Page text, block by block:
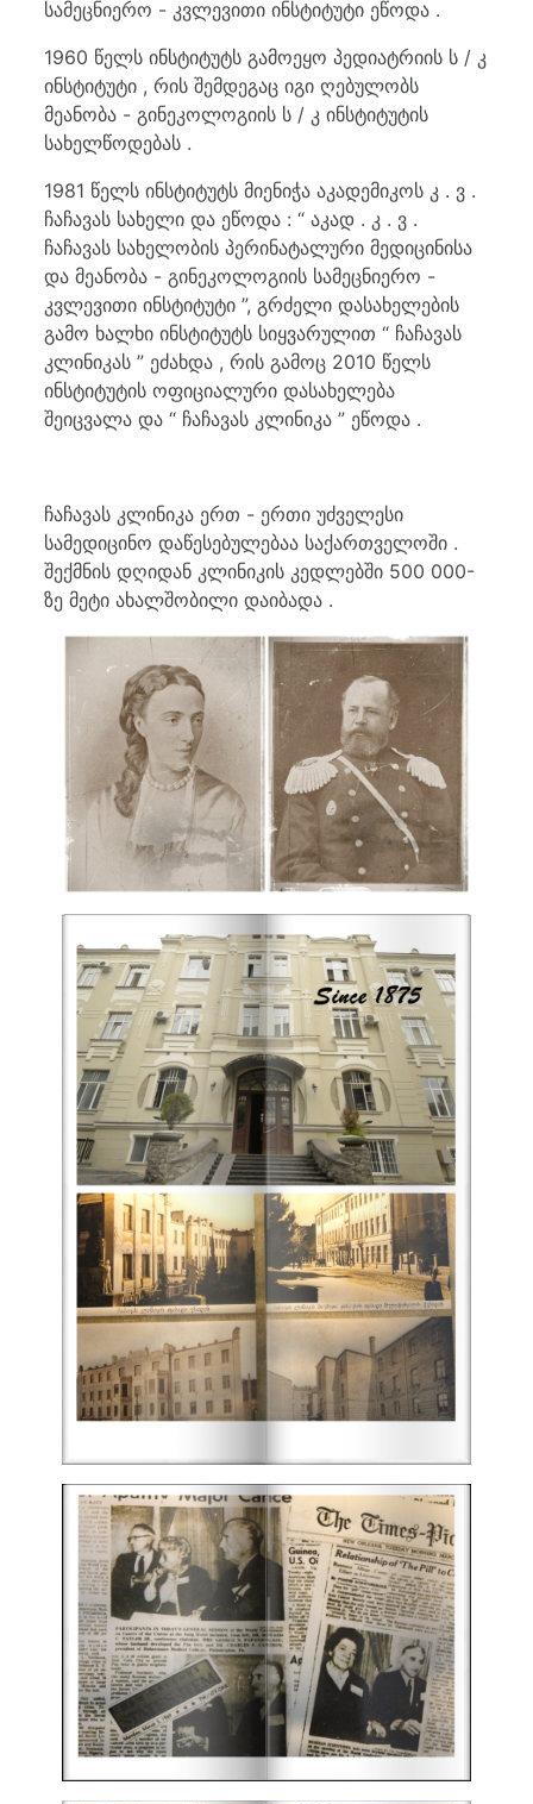
სამეცნიერო - კვლევითი ინსტიტუტი ეწოდა .
1960 წელს ინსტიტუტს გამოეყო პედიატრიის ს / კ
ინსტიტუტი , რის შემდეგაც იგი ღებულობს
მეანობა - გინეკოლოგიის ს / კ ინსტიტუტის
სახელწოდებას .
1981 წელს ინსტიტუტს მიენიჭა აკადემიკოს კ . ვ .
ჩაჩავას სახელი და ეწოდა : “ აკად . კ . ვ .
ჩაჩავას სახელობის პერინატალური მედიცინისა
და მეანობა - გინეკოლოგიის სამეცნიერო -
კვლევითი ინსტიტუტი ”, გრძელი დასახელების
გამო ხალხი ინსტიტუტს სიყვარულით “ ჩაჩავას
კლინიკას ” ეძახდა , რის გამოც 2010 წელს
ინსტიტუტის ოფიციალური დასახელება
შეიცვალა და “ ჩაჩავას კლინიკა ” ეწოდა .
ჩაჩავას კლინიკა ერთ - ერთი უძველესი
სამედიცინო დაწესებულებაა საქართველოში .
შექმნის დღიდან კლინიკის კედლებში 500 000-
ზე მეტი ახალშობილი დაიბადა .